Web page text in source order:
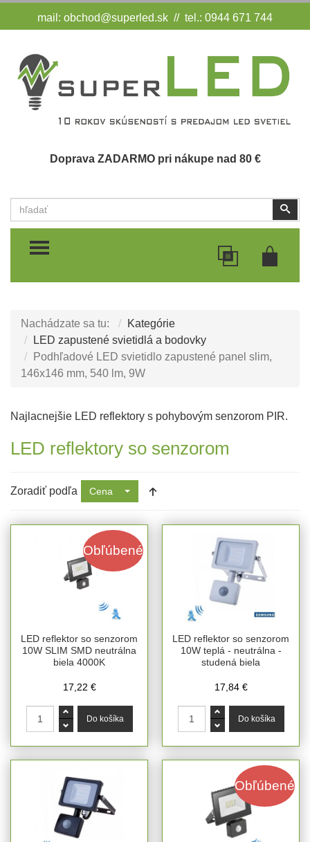
mail: obchod@superled.sk // tel.: 0944 671 744
Doprava ZADARMO pri nákupe nad 80 €
Vyhľadať
TOGGLE MENU
Nachádzate sa tu:
Kategórie
LED zapustené svietidlá a bodovky
Podhľadové LED svietidlo zapustené panel slim,
146x146 mm, 540 lm, 9W
Najlacnejšie LED reflektory s pohybovým senzorom PIR.
LED reflektory so senzorom
Zoradiť podľa Cena
Obľúbené
LED reflektor so senzorom
10W SLIM SMD neutrálna
biela 4000K
17,22 €
LED reflektor so senzorom
10W teplá - neutrálna -
studená biela
17,84 €
Obľúbené